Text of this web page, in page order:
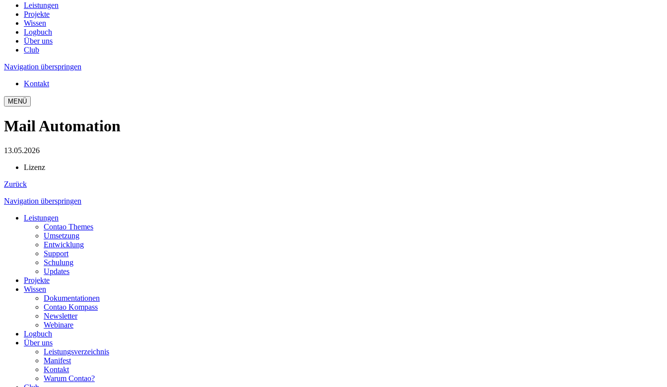
Leistungen
Projekte
Wissen
Logbuch
Über uns
Club
Navigation überspringen
Kontakt
MENÜ
Mail Automation
13.05.2026
Lizenz
Zurück
Navigation überspringen
Leistungen
Contao Themes
Umsetzung
Entwicklung
Support
Schulung
Updates
Projekte
Wissen
Dokumentationen
Contao Kompass
Newsletter
Webinare
Logbuch
Über uns
Leistungsverzeichnis
Manifest
Kontakt
Warum Contao?